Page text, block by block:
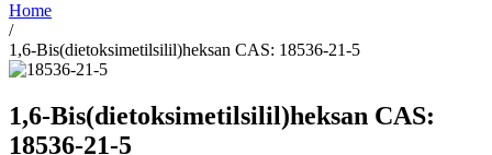
Home
/
1,6-Bis(dietoksimetilsilil)heksan CAS: 18536-21-5
1,6-Bis(dietoksimetilsilil)heksan CAS:
18536-21-5